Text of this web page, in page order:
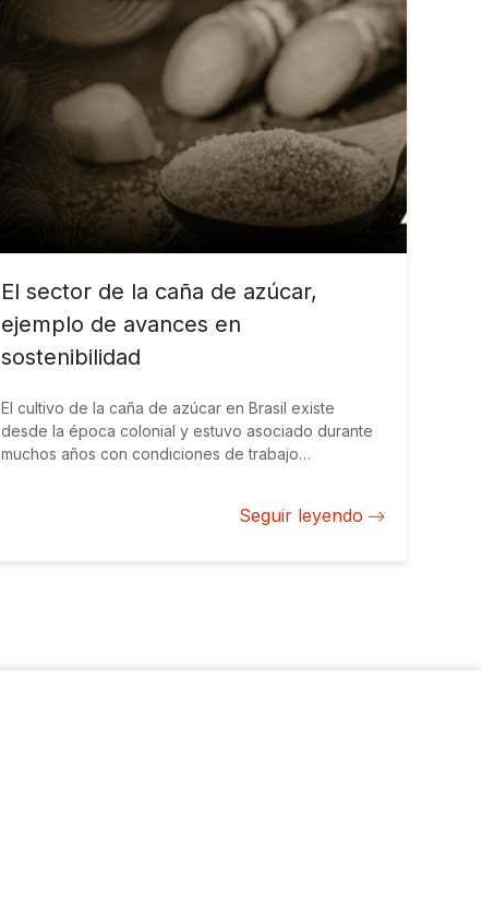
El sector de la caña de azúcar,
ejemplo de avances en
sostenibilidad
El cultivo de la caña de azúcar en Brasil existe
desde la época colonial y estuvo asociado durante
muchos años con condiciones de trabajo
ejemplos de desarrollo sostenible en la región.
Seguir leyendo